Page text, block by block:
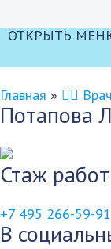
ОТКРЫТЬ
Главная » 👨‍⚕️
Потапова
Стаж
+7 495 266-59-91
В